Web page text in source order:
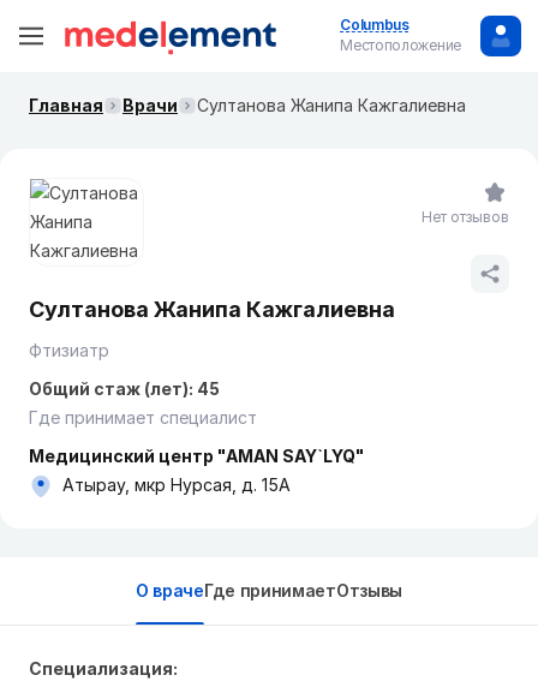
Columbus
Местоположение
Главная Врачи Султанова Жанипа Кажгалиевна
Султанова Жанипа Кажгалиевна
Фтизиатр
Общий стаж (лет): 45
Где принимает специалист
Медицинский центр "AMAN SAY`LYQ"
Атырау, мкр Нурсая, д. 15А
Нет отзывов
О врачеГде принимаетОтзывы
Специализация: